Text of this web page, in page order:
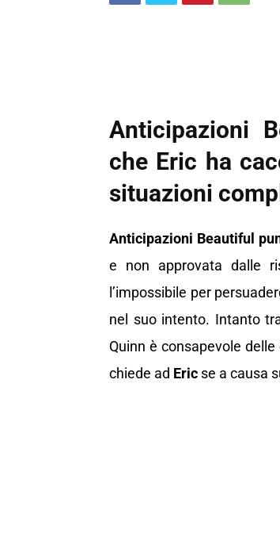
Anticipazioni
che Eric ha
situazioni
Anticipazioni Beautiful
e non approvata dalle
l’impossibile per
nel suo intento. Intanto
Quinn è consapevole
chiede ad Eric se a causa